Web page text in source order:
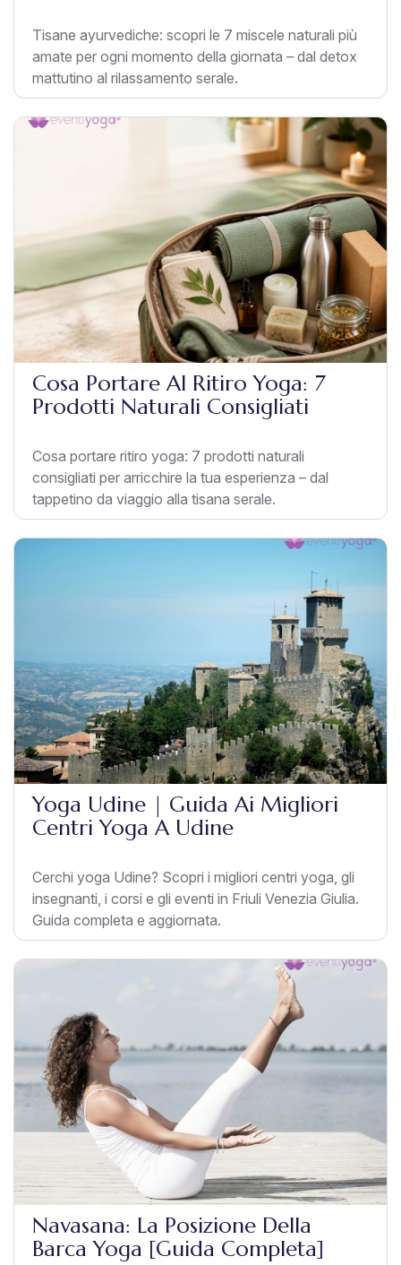
Tisane ayurvediche: scopri le 7 miscele naturali più
amate per ogni momento della giornata – dal detox
mattutino al rilassamento serale.
Cosa Portare Al Ritiro Yoga: 7
Prodotti Naturali Consigliati
Cosa portare ritiro yoga: 7 prodotti naturali
consigliati per arricchire la tua esperienza – dal
tappetino da viaggio alla tisana serale.
Yoga Udine | Guida Ai Migliori
Centri Yoga A Udine
Cerchi yoga Udine? Scopri i migliori centri yoga, gli
insegnanti, i corsi e gli eventi in Friuli Venezia Giulia.
Guida completa e aggiornata.
Navasana: La Posizione Della
Barca Yoga [Guida Completa]